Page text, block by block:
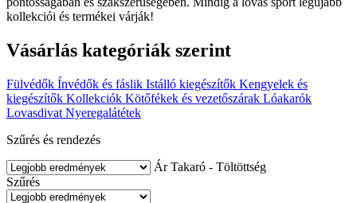
kollekciói és termékei várják!
Vásárlás kategóriák szerint
Fülvédők Ínvédők és fáslik Istálló kiegészítők Kengyelek és
kiegészítők Kollekciók Kötőfékek és vezetőszárak Lóakarók
Lovasdivat Nyeregalátétek
Szűrés és rendezés
Ár Takaró - Töltöttség
Szűrés